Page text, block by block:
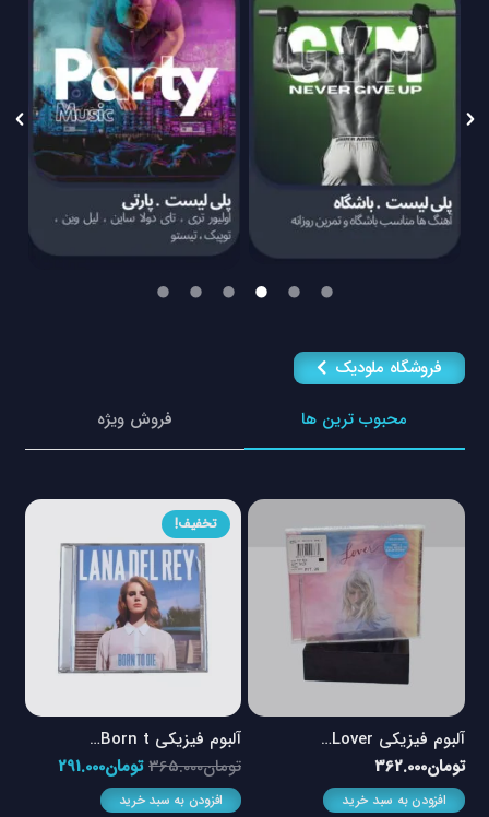
فروشگاه ملودیک
محبوب ترین ها
فروش ویژه
آلبوم فیزیکی Lover…
تومان362.000
افزودن به سبد خرید
تخفیف!
آلبوم فیزیکی Born t…
تومان365.000قیمت
اصلی
تومان291.000قیمت
افزودن به سبد خرید